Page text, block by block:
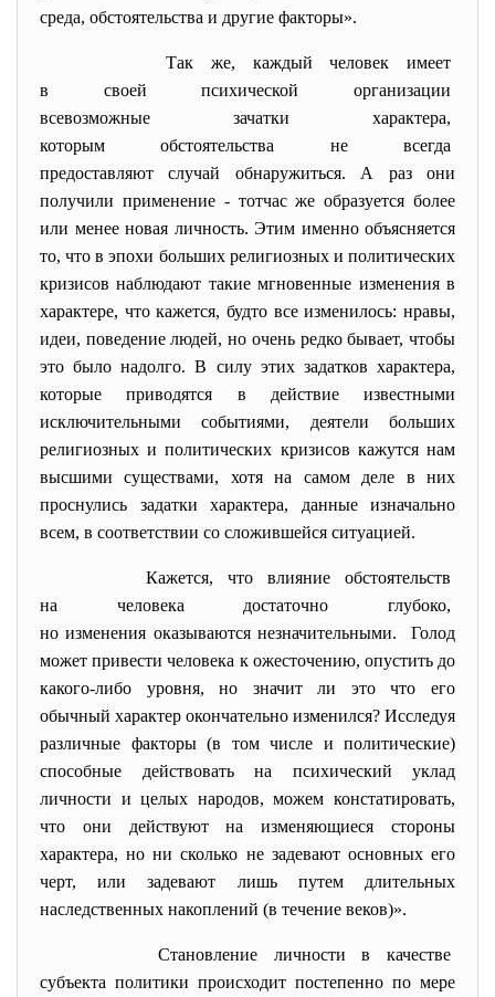
среда, обстоятельства и другие факторы».
Так же, каждый человек имеет
в своей психической организации
всевозможные зачатки характера,
которым обстоятельства не всегда
предоставляют случай обнаружиться. А раз они
получили применение - тотчас же образуется более
или менее новая личность. Этим именно объясняется
то, что в эпохи больших религиозных и политических
кризисов наблюдают такие мгновенные изменения в
характере, что кажется, будто все изменилось: нравы,
идеи, поведение людей, но очень редко бывает, чтобы
это было надолго. В силу этих задатков характера,
которые приводятся в действие известными
исключительными событиями, деятели больших
религиозных и политических кризисов кажутся нам
высшими существами, хотя на самом деле в них
проснулись задатки характера, данные изначально
всем, в соответствии со сложившейся ситуацией.
Кажется, что влияние обстоятельств
на человека достаточно глубоко,
но изменения оказываютсянезначительными. Голод
может привести человека к ожесточению, опустить до
какого-либо уровня, но значит ли это что его
обычный характер окончательно изменился? Исследуя
различные факторы (в том числе и политические)
способные действовать на психический уклад
личности и целых народов, можем констатировать,
что они действуют на изменяющиеся стороны
характера, но ни сколько не задевают основных его
черт, или задевают лишь путем длительных
наследственных накоплений (в течение веков)».
Становление личности в качестве
субъекта политики происходит постепенно по мере